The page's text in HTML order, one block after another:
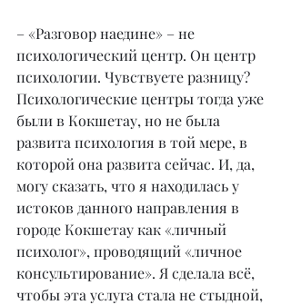
– «Разговор наедине» – не
психологический центр. Он центр
психологии. Чувствуете разницу?
Психологические центры тогда уже
были в Кокшетау, но не была
развита психология в той мере, в
которой она развита сейчас. И, да,
могу сказать, что я находилась у
истоков данного направления в
городе Кокшетау как «личный
психолог», проводящий «личное
консультирование». Я сделала всё,
чтобы эта услуга стала не стыдной,